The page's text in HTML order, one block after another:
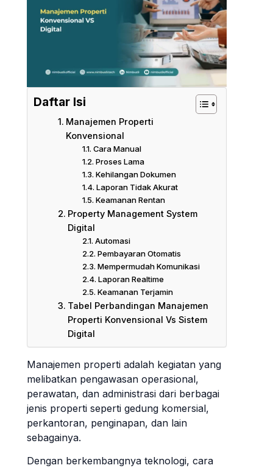
Daftar Isi
Manajemen Properti
Konvensional
Cara Manual
Proses Lama
Kehilangan Dokumen
Laporan Tidak Akurat
Keamanan Rentan
Property Management System
Digital
Automasi
Pembayaran Otomatis
Mempermudah Komunikasi
Laporan Realtime
Keamanan Terjamin
Tabel Perbandingan Manajemen
Properti Konvensional Vs Sistem
Digital
Manajemen properti adalah kegiatan yang
melibatkan pengawasan operasional,
perawatan, dan administrasi dari berbagai
jenis properti seperti gedung komersial,
perkantoran, penginapan, dan lain
sebagainya.
Dengan berkembangnya teknologi, cara